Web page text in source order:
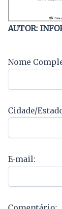
AUTOR:
Nome
Cidade/
E-mail: